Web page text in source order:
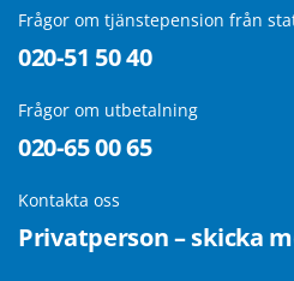
Frågor om tjänstepension från
020-51 50 40
Frågor om utbetalning
020-65 00 65
Kontakta oss
Privatperson – skicka